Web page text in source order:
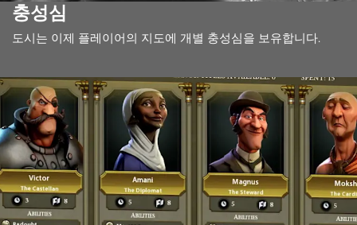
충성심
도시는 이제 플레이어의 지도에 개별 충성심을 보유합니다.